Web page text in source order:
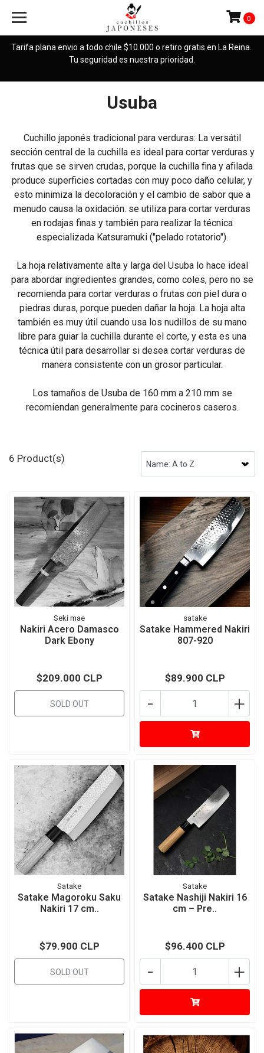
Tarifa plana envio a todo chile $10.000 o retiro gratis en La Reina.
Tu seguridad es nuestra prioridad.
0
Usuba
Cuchillo japonés tradicional para verduras: La versátil
sección central de la cuchilla es ideal para cortar verduras y
frutas que se sirven crudas, porque la cuchilla fina y afilada
produce superficies cortadas con muy poco daño celular, y
esto minimiza la decoloración y el cambio de sabor que a
menudo causa la oxidación. se utiliza para cortar verduras
en rodajas finas y también para realizar la técnica
especializada Katsuramuki ("pelado rotatorio").
La hoja relativamente alta y larga del Usuba lo hace ideal
para abordar ingredientes grandes, como coles, pero no se
recomienda para cortar verduras o frutas con piel dura o
piedras duras, porque pueden dañar la hoja. La hoja alta
también es muy útil cuando usa los nudillos de su mano
libre para guiar la cuchilla durante el corte, y esta es una
técnica útil para desarrollar si desea cortar verduras de
manera consistente con un grosor particular.
Los tamaños de Usuba de 160 mm a 210 mm se
recomiendan generalmente para cocineros caseros.
6 Product(s)
Seki mae
Nakiri Acero Damasco
Dark Ebony
$209.000 CLP
SOLD OUT
satake
Satake Hammered Nakiri
807-920
$89.900 CLP
+
-
Satake
Satake Magoroku Saku
Nakiri 17 cm..
$79.900 CLP
SOLD OUT
Satake
Satake Nashiji Nakiri 16
cm – Pre..
$96.400 CLP
+
-